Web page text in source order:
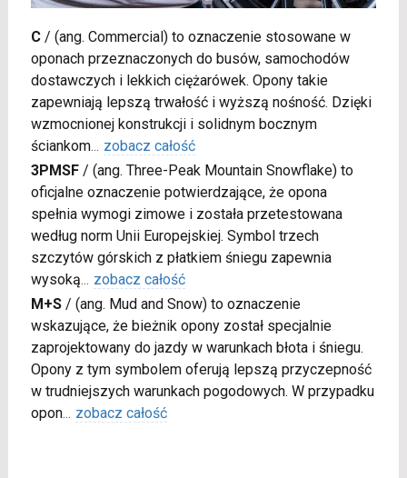
C/ (ang. Commercial) to oznaczenie stosowane w
oponach przeznaczonych do busów, samochodów
dostawczych i lekkich ciężarówek. Opony takie
zapewniają lepszą trwałość i wyższą nośność. Dzięki
wzmocnionej konstrukcji i solidnym bocznym
ściankom... zobacz całość
3PMSF/ (ang. Three-Peak Mountain Snowflake) to
oficjalne oznaczenie potwierdzające, że opona
spełnia wymogi zimowe i została przetestowana
według norm Unii Europejskiej. Symbol trzech
szczytów górskich z płatkiem śniegu zapewnia
wysoką... zobacz całość
M+S/ (ang. Mud and Snow) to oznaczenie
wskazujące, że bieżnik opony został specjalnie
zaprojektowany do jazdy w warunkach błota i śniegu.
Opony z tym symbolem oferują lepszą przyczepność
w trudniejszych warunkach pogodowych. W przypadku
opon... zobacz całość